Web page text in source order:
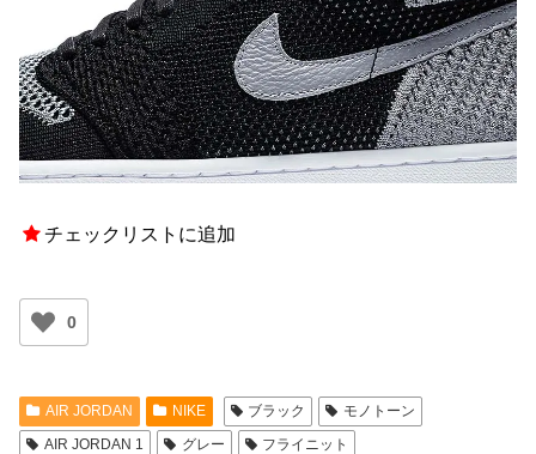
チェックリストに追加
0
AIR JORDAN NIKE ブラック
モノトーン
AIR JORDAN 1
グレー フライニット